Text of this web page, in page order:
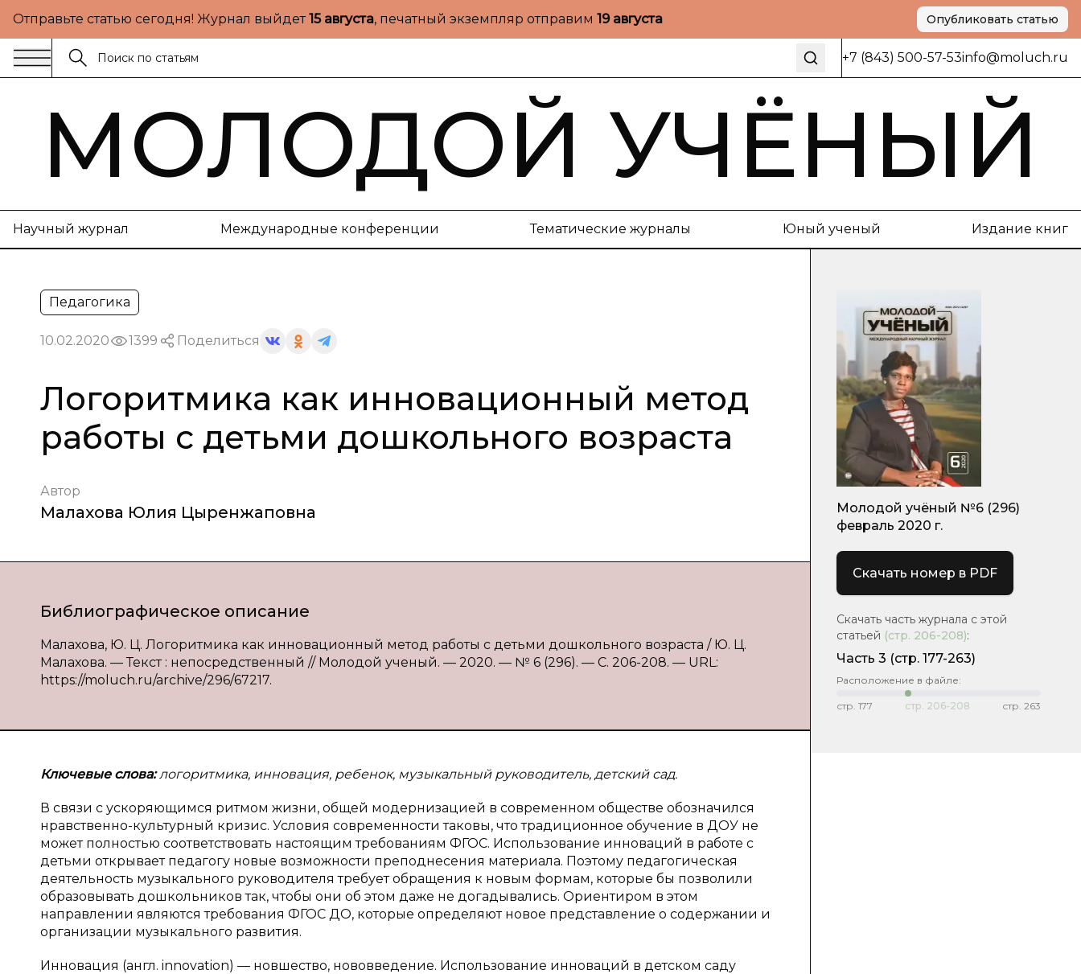
Отправьте статью сегодня! Журнал выйдет15 августа, печатный экземпляр отправим 19 августа Опубликовать статью
+7 (843) 500-57-53info@moluch.ru
МОЛОДОЙ УЧЁНЫЙ
Научный журнал Международные конференции Тематические журналы Юный ученый Издание книг
Педагогика
10.02.2020 1399 Поделиться
Логоритмика как инновационный метод
работы с детьми дошкольного возраста
Автор
Малахова Юлия Цыренжаповна
Библиографическое описание
Малахова, Ю. Ц. Логоритмика как инновационный метод работы с детьми дошкольного возраста / Ю. Ц.
Малахова. — Текст : непосредственный // Молодой ученый. — 2020. — № 6 (296). — С. 206-208. — URL:
https://moluch.ru/archive/296/67217.
Ключевые слова:логоритмика, инновация, ребенок, музыкальный руководитель, детский сад.
В связи с ускоряющимся ритмом жизни, общей модернизацией в современном обществе обозначился
нравственно-культурный кризис. Условия современности таковы, что традиционное обучение в ДОУ не
может полностью соответствовать настоящим требованиям ФГОС. Использование инноваций в работе с
детьми открывает педагогу новые возможности преподнесения материала. Поэтому педагогическая
деятельность музыкального руководителя требует обращения к новым формам, которые бы позволили
образовывать дошкольников так, чтобы они об этом даже не догадывались. Ориентиром в этом
направлении являются требования ФГОС ДО, которые определяют новое представление о содержании и
организации музыкального развития.
Инновация (англ. innovation) — новшество, нововведение. Использование инноваций в детском саду
Молодой учёный №6 (296)
февраль 2020 г.
Скачать номер в PDF
Скачать часть журнала с этой
статьей (стр. 206-208):
Часть 3 (стр. 177-263)
Расположение в файле:
стр. 177 стр. 206-208 стр. 263